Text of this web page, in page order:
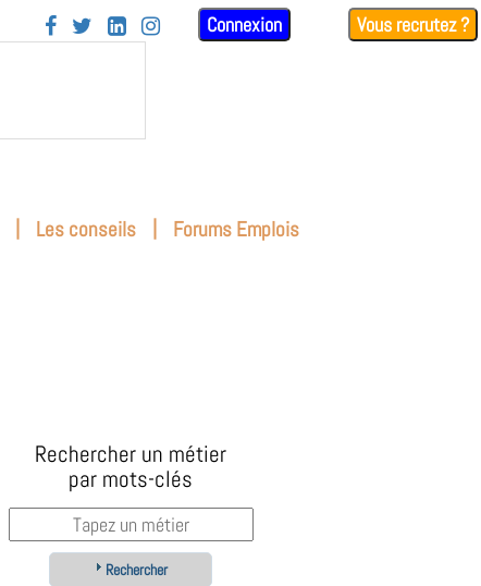
    Connexion Vous recrutez ?
| Les conseils | Forums Emplois
Rechercher un métier
par mots-clés
Rechercher